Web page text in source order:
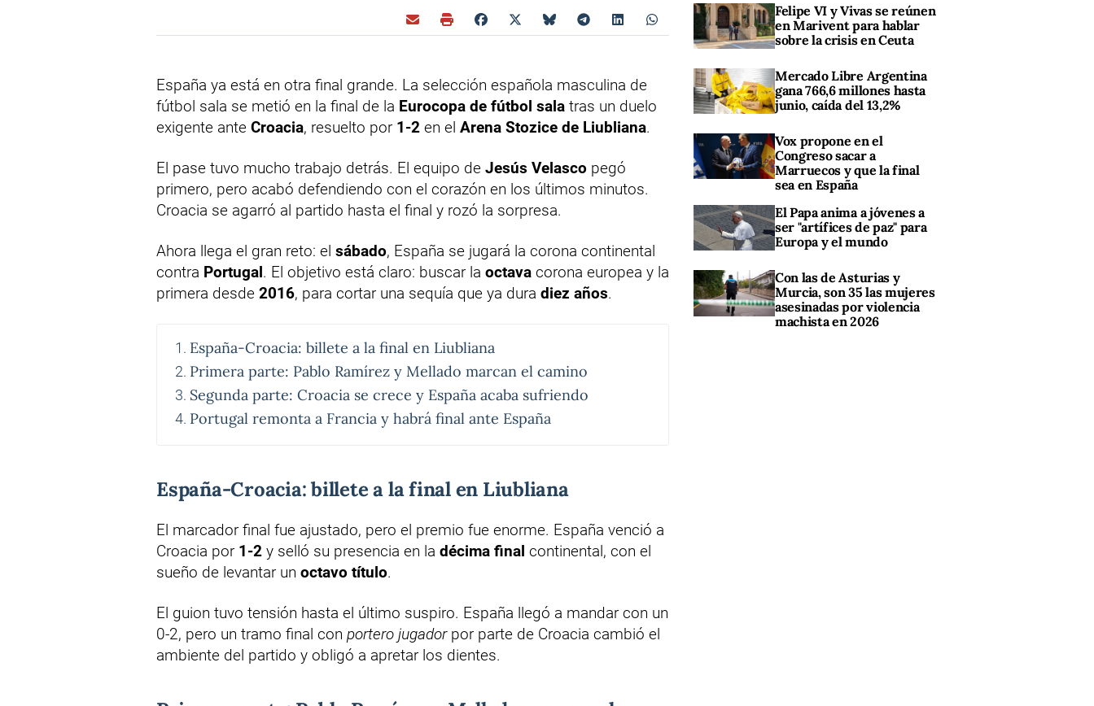
España ya está en otra final grande. La selección española masculina de
fútbol sala se metió en la final de la Eurocopa de fútbol sala tras un duelo
exigente ante Croacia, resuelto por 1-2 en el Arena Stozice de Liubliana.
El pase tuvo mucho trabajo detrás. El equipo de Jesús Velasco pegó
primero, pero acabó defendiendo con el corazón en los últimos minutos.
Croacia se agarró al partido hasta el final y rozó la sorpresa.
Ahora llega el gran reto: el sábado, España se jugará la corona continental
contra Portugal. El objetivo está claro: buscar la octava corona europea y la
primera desde 2016, para cortar una sequía que ya dura diez años.
España-Croacia: billete a la final en Liubliana
Primera parte: Pablo Ramírez y Mellado marcan el camino
Segunda parte: Croacia se crece y España acaba sufriendo
Portugal remonta a Francia y habrá final ante España
España-Croacia: billete a la final en Liubliana
El marcador final fue ajustado, pero el premio fue enorme. España venció a
Croacia por 1-2 y selló su presencia en la décima final continental, con el
sueño de levantar un octavo título.
El guion tuvo tensión hasta el último suspiro. España llegó a mandar con un
0-2, pero un tramo final con portero jugadorpor parte de Croacia cambió el
ambiente del partido y obligó a apretar los dientes.
Felipe VI y Vivas se reúnen
en Marivent para hablar
sobre la crisis en Ceuta
Mercado Libre Argentina
gana 766,6 millones hasta
junio, caída del 13,2%
Vox propone en el
Congreso sacar a
Marruecos y que la final
sea en España
El Papa anima a jóvenes a
ser "artífices de paz" para
Europa y el mundo
Con las de Asturias y
Murcia, son 35 las mujeres
asesinadas por violencia
machista en 2026